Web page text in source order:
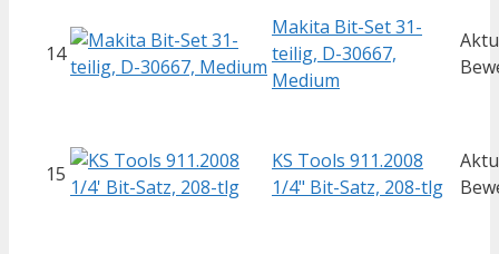
14
Makita Bit-Set 31-
teilig, D-30667,
Medium
15
KS Tools 911.2008
1/4" Bit-Satz, 208-tlg